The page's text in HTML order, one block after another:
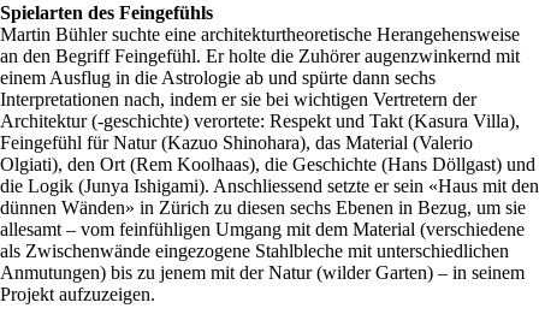
Spielarten des Feingefühls
Martin Bühler suchte eine architekturtheoretische Herangehensweise
an den Begriff Feingefühl. Er holte die Zuhörer augenzwinkernd mit
einem Ausflug in die Astrologie ab und spürte dann sechs
Interpretationen nach, indem er sie bei wichtigen Vertretern der
Architektur (-geschichte) verortete: Respekt und Takt (Kasura Villa),
Feingefühl für Natur (Kazuo Shinohara), das Material (Valerio
Olgiati), den Ort (Rem Koolhaas), die Geschichte (Hans Döllgast) und
die Logik (Junya Ishigami). Anschliessend setzte er sein «Haus mit den
dünnen Wänden» in Zürich zu diesen sechs Ebenen in Bezug, um sie
allesamt – vom feinfühligen Umgang mit dem Material (verschiedene
als Zwischenwände eingezogene Stahlbleche mit unterschiedlichen
Anmutungen) bis zu jenem mit der Natur (wilder Garten) – in seinem
Projekt aufzuzeigen.